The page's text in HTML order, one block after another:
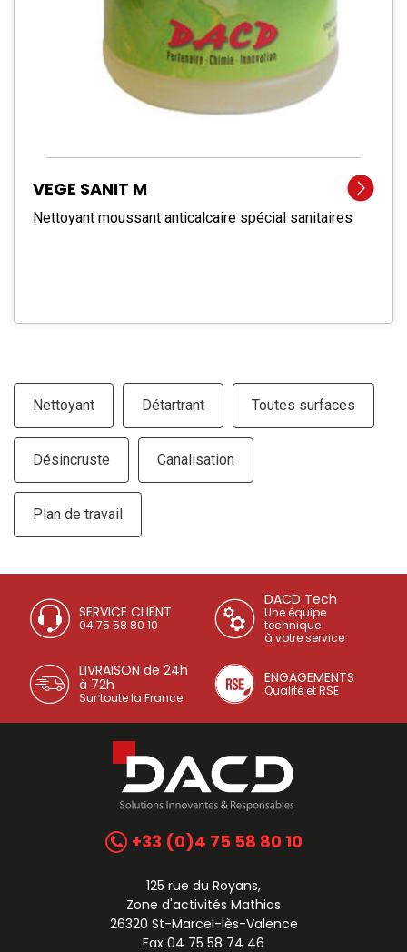
VEGE SANIT M
Nettoyant moussant anticalcaire spécial sanitaires
Nettoyant Détartrant Toutes surfaces
Désincruste Canalisation
Plan de travail
SERVICE CLIENT
04 75 58 80 10
DACD Tech
Une équipe
technique
à votre service
LIVRAISON de 24h
à 72h
Sur toute la France
ENGAGEMENTS
Qualité et RSE
+33 (0)4 75 58 80 10
125 rue du Royans,
Zone d'activités Mathias
26320 St-Marcel-lès-Valence
Fax 04 75 58 74 46